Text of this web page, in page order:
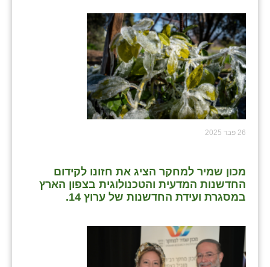
26 פבר 2025
מכון שמיר למחקר הציג את חזונו לקידום
החדשנות המדעית והטכנולוגית בצפון הארץ
במסגרת ועידת החדשנות של ערוץ 14.